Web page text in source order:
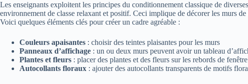
Les enseignants exploitent les principes du conditionnement classique de
environnement de classe relaxant et positif. Ceci implique de décorer les murs de
Voici quelques éléments clés pour créer un cadre agréable :
Couleurs apaisantes : choisir des teintes plaisantes pour les murs
Panneaux d’affichage : un ou deux murs peuvent avoir un tableau
Plantes et fleurs : placer des plantes et des fleurs sur les rebords de fenêtre
Autocollants floraux : ajouter des autocollants transparents de motifs